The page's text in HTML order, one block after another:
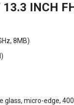
INCH
8MB)
glass, micro-edge,